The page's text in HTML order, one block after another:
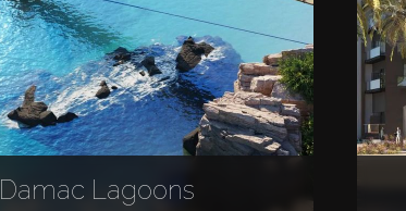
Damac Lagoons